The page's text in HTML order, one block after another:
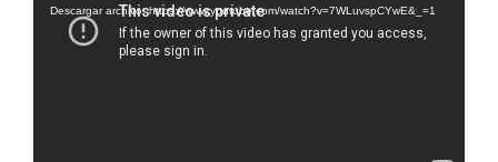
vídeo
Descargar archivo: https://www.youtube.com/watch?v=7WLuvspCYwE&_=1